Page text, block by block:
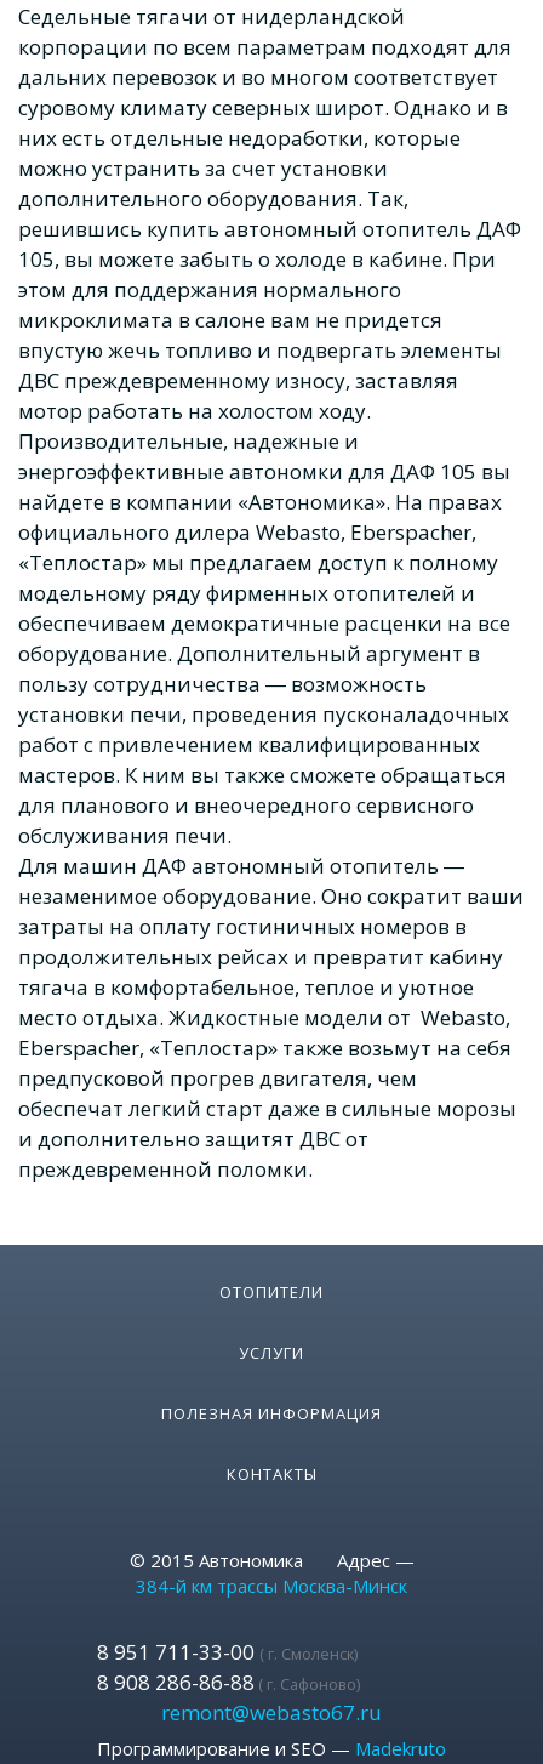
Седельные тягачи от нидерландской
корпорации по всем параметрам подходят для
дальних перевозок и во многом соответствует
суровому климату северных широт. Однако и в
них есть отдельные недоработки, которые
можно устранить за счет установки
дополнительного оборудования. Так,
решившись купить автономный отопитель ДАФ
105, вы можете забыть о холоде в кабине. При
этом для поддержания нормального
микроклимата в салоне вам не придется
впустую жечь топливо и подвергать элементы
ДВС преждевременному износу, заставляя
мотор работать на холостом ходу.
Производительные, надежные и
энергоэффективныеавтономки для ДАФ 105 вы
найдете в компании «Автономика». На правах
официального дилера Webasto, Eberspacher,
«Теплостар» мы предлагаем доступ к полному
модельному ряду фирменных отопителей и
обеспечиваем демократичные расценки на все
оборудование. Дополнительный аргумент в
пользу сотрудничества ― возможность
установки печи, проведения пусконаладочных
работ с привлечением квалифицированных
мастеров. К ним вы также сможете обращаться
для планового и внеочередного сервисного
обслуживания печи.
Для машин ДАФ автономный отопитель ―
незаменимое оборудование. Оно сократит ваши
затраты на оплату гостиничных номеров в
продолжительных рейсах и превратит кабину
тягача в комфортабельное, теплое и уютное
место отдыха. Жидкостные модели от Webasto,
Eberspacher, «Теплостар» также возьмут на себя
предпусковой прогрев двигателя, чем
обеспечат легкий старт даже в сильные морозы
и дополнительно защитят ДВС от
преждевременной поломки.
ОТОПИТЕЛИ
УСЛУГИ
ПОЛЕЗНАЯ ИНФОРМАЦИЯ
КОНТАКТЫ
© 2015 Автономика Адрес —
384-й км трассы Москва-Минск
8 951 711-33-00 ( г. Смоленск)
8 908 286-86-88 ( г. Сафоново)
remont@webasto67.ru
Программирование и SEO — Madekruto